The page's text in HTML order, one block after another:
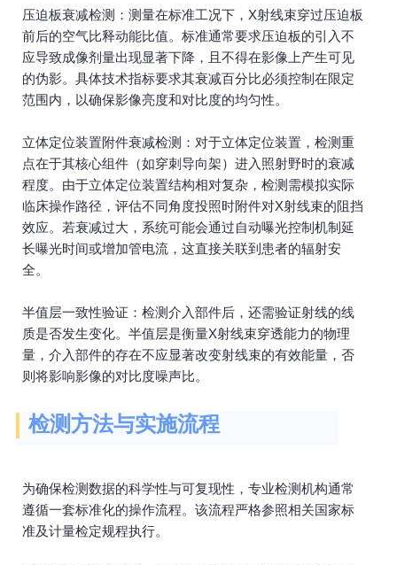
压迫板衰减检测：测量在标准工况下，X射线束穿过压迫板
前后的空气比释动能比值。标准通常要求压迫板的引入不
应导致成像剂量出现显著下降，且不得在影像上产生可见
的伪影。具体技术指标要求其衰减百分比必须控制在限定
范围内，以确保影像亮度和对比度的均匀性。
立体定位装置附件衰减检测：对于立体定位装置，检测重
点在于其核心组件（如穿刺导向架）进入照射野时的衰减
程度。由于立体定位装置结构相对复杂，检测需模拟实际
临床操作路径，评估不同角度投照时附件对X射线束的阻挡
效应。若衰减过大，系统可能会通过自动曝光控制机制延
长曝光时间或增加管电流，这直接关联到患者的辐射安
全。
半值层一致性验证：检测介入部件后，还需验证射线的线
质是否发生变化。半值层是衡量X射线束穿透能力的物理
量，介入部件的存在不应显著改变射线束的有效能量，否
则将影响影像的对比度噪声比。
检测方法与实施流程
为确保检测数据的科学性与可复现性，专业检测机构通常
遵循一套标准化的操作流程。该流程严格参照相关国家标
准及计量检定规程执行。